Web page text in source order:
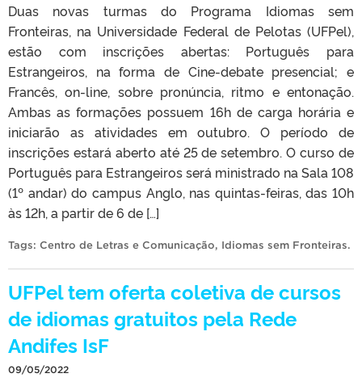
Duas novas turmas do Programa Idiomas sem
Fronteiras, na Universidade Federal de Pelotas (UFPel),
estão com inscrições abertas: Português para
Estrangeiros, na forma de Cine-debate presencial; e
Francês, on-line, sobre pronúncia, ritmo e entonação.
Ambas as formações possuem 16h de carga horária e
iniciarão as atividades em outubro. O período de
inscrições estará aberto até 25 de setembro. O curso de
Português para Estrangeiros será ministrado na Sala 108
(1º andar) do campus Anglo, nas quintas-feiras, das 10h
às 12h, a partir de 6 de […]
Tags: Centro de Letras e Comunicação, Idiomas sem Fronteiras.
UFPel tem oferta coletiva de cursos
de idiomas gratuitos pela Rede
Andifes IsF
09/05/2022